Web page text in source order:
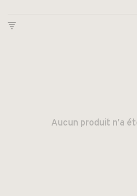
Aucun produit n'a